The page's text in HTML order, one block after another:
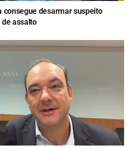
consegue desarmar suspeito
assalto